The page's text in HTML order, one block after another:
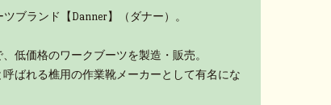
ブランド【Danner】（ダナー）。
低価格のワークブーツを製造・販売。
ばれる樵用の作業靴メーカーとして有名にな